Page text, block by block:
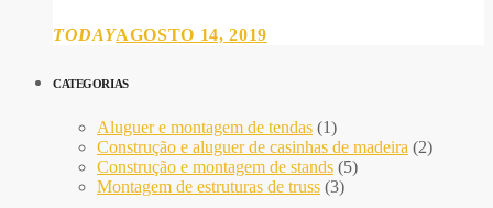
TODAYAGOSTO 14, 2019
CATEGORIAS
Aluguer e montagem de tendas (1)
Construção e aluguer de casinhas de madeira (2)
Construção e montagem de stands (5)
Montagem de estruturas de truss (3)